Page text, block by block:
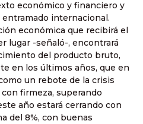
económico y financiero y
internacional.
económica que recibirá el
lugar -señaló-, encontrará
del producto bruto,
en los últimos años, que en
un rebote de la crisis
firmeza, superando
año estará cerrando con
del 8%, con buenas